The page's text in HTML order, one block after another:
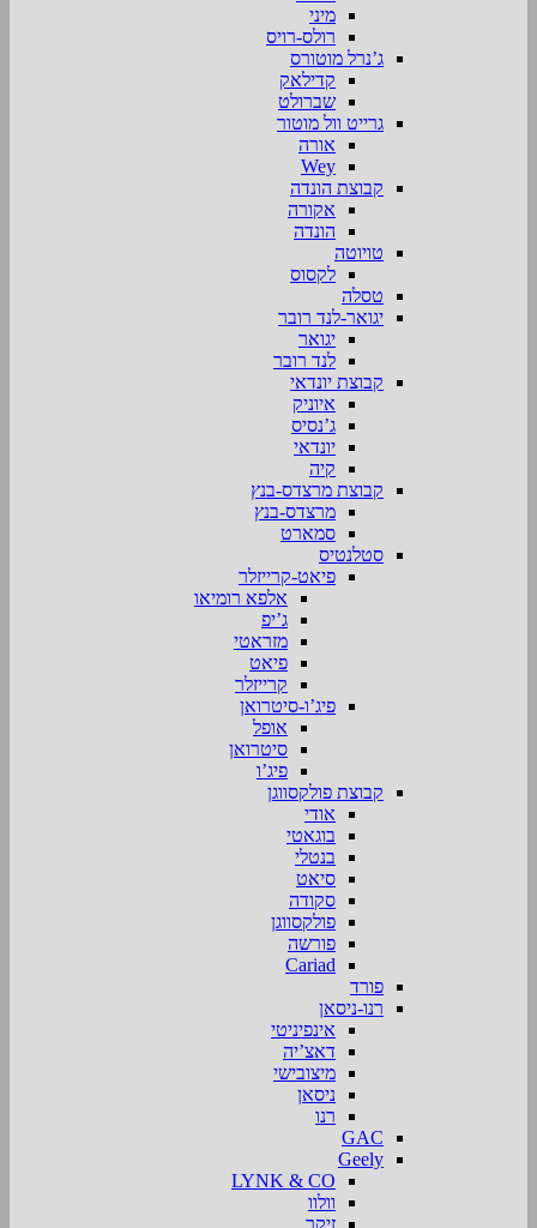
מיני
רולס-רויס
ג’נרל מוטורס
קדילאק
שברולט
גרייט וול מוטור
אורה
Wey
קבוצת הונדה
אקורה
הונדה
טויוטה
לקסוס
טסלה
יגואר-לנד רובר
יגואר
לנד רובר
קבוצת יונדאי
איוניק
ג’נסיס
יונדאי
קיה
קבוצת מרצדס-בנץ
מרצדס-בנץ
סמארט
סטלנטיס
פיאט-קרייזלר
אלפא רומיאו
ג’יפ
מזראטי
פיאט
קרייזלר
פיג’ו-סיטרואן
אופל
סיטרואן
פיג’ו
קבוצת פולקסווגן
אודי
בוגאטי
בנטלי
סיאט
סקודה
פולקסווגן
פורשה
Cariad
פורד
רנו-ניסאן
אינפיניטי
דאצ’יה
מיצובישי
ניסאן
רנו
GAC
Geely
LYNK & CO
וולוו
זיקר